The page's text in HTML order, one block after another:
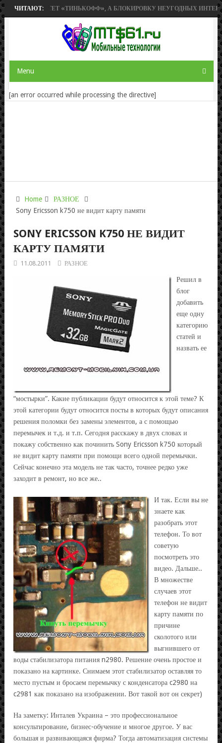
ЧИТАЮТ:
ПРИОБРЕТЕТ «ТИНЬКОФФ», А БЛОКИРОВКУ НЕУГОДНЫХ
Menu
[an error occurred while processing the directive]
Home
РАЗНОЕ
Sony Ericsson k750 не видит карту памяти
SONY ERICSSON K750 НЕ ВИДИТ
КАРТУ ПАМЯТИ
11.08.2011 РАЗНОЕ
Решил в
блог
добавить
еще одну
категорию
статей и
назвать ее
“мостырки”. Какие публикации будут относится к этой теме? К
этой категории будут относится посты в которых будут описания
решения поломки без замены элементов, а с помощью
перемычек и т.д. и т.п. Сегодня расскажу в двух словах и
покажу собственно как починить Sony Ericsson k750 который
не видит карту памяти при помощи всего одной перемычки.
Сейчас конечно эта модель не так часто, точнее редко уже
заходит в ремонт, но все же..
И так. Если вы не
знаете как
разобрать этот
телефон. То вот
советую
посмотреть это
видео. Дальше..
В множестве
случаев этот
телефон не видит
карту памяти по
причине
сколотого или
выгнившего от
воды стабилизатора питания n2980. Решение очень простое и
показано на картинке. Снимаем этот стабилизатор оставляя то
место пустым и бросаем перемычку с конденсатора c2980 на
c2981 как показано на изображении. Вот такой вот он секрет)
На заметку: Инталев Украина – это профессиональное
консультирование, бизнес-обучение и многое другое. У вас
большая и развивающаяся фирма? Тогда автоматизация системы